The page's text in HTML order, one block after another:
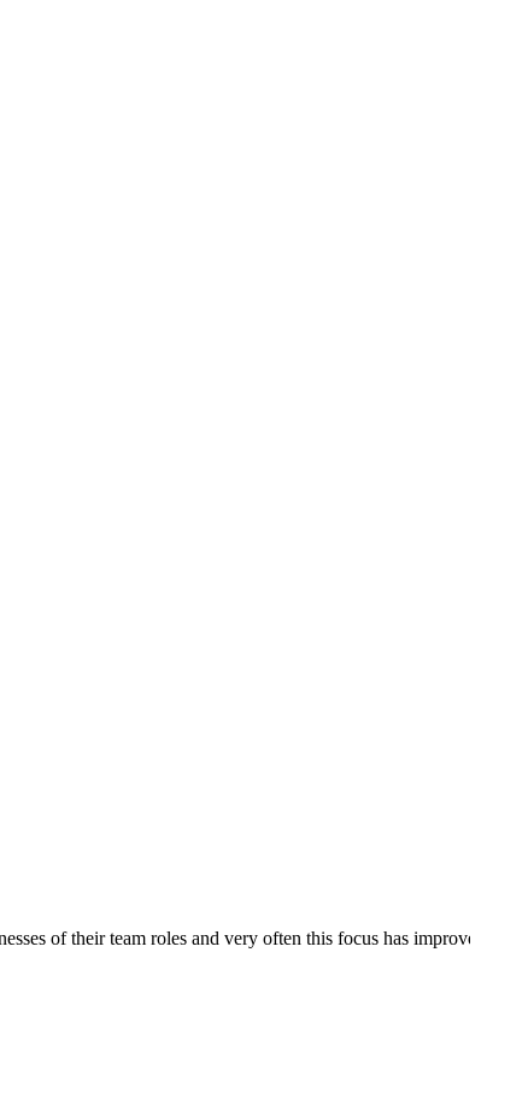
of their team roles and very often this focus has improved
benyttet SDI som værktøj i forbindelse med omstrukturering i